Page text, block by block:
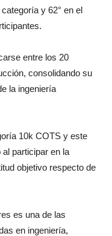
y 62° en el
entre los 20
consolidando su
la ingeniería
10k COTS y este
participar en la
objetivo respecto de
es una de las
en ingeniería,